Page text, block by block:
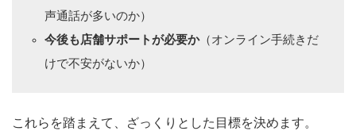
声通話が多いのか）
今後も店舗サポートが必要か（オンライン手続きだ
けで不安がないか）
これらを踏まえて、ざっくりとした目標を決めます。